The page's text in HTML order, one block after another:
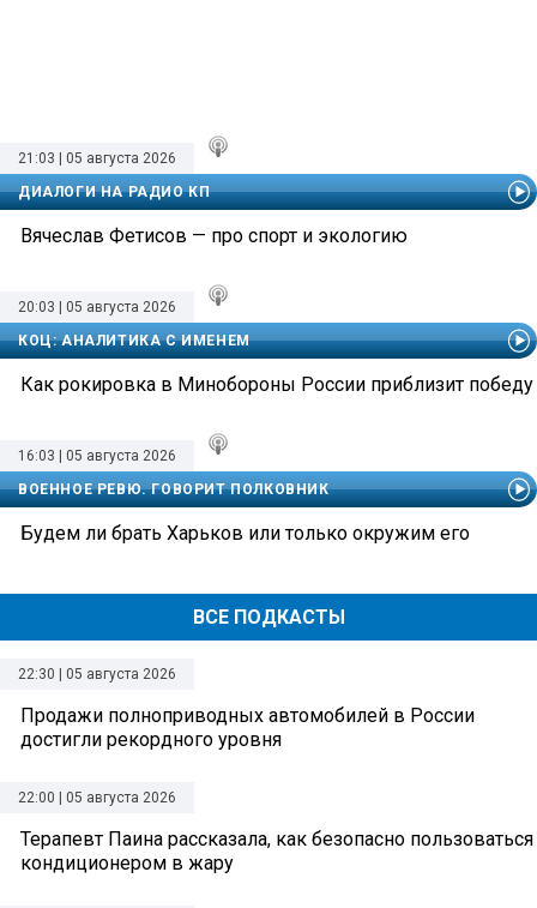
ВСЕ ПОДКАСТЫ
21:03 | 05 августа 2026
ДИАЛОГИ НА РАДИО КП
Вячеслав Фетисов — про спорт и экологию
20:03 | 05 августа 2026
КОЦ: АНАЛИТИКА С ИМЕНЕМ
Как рокировка в Минобороны России приблизит победу
16:03 | 05 августа 2026
ВОЕННОЕ РЕВЮ. ГОВОРИТ ПОЛКОВНИК
Будем ли брать Харьков или только окружим его
22:30 | 05 августа 2026
Продажи полноприводных автомобилей в России
достигли рекордного уровня
22:00 | 05 августа 2026
Терапевт Паина рассказала, как безопасно пользоваться
кондиционером в жару